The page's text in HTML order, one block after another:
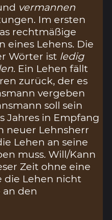
vermannen
Im ersten
rechtmäßige
eines Lehens. Die
Wörter ist ledig
. Ein Lehen fällt
zurück, der es
vergeben
soll sein
Jahres in Empfang
neuer Lehnsherr
Lehen an seine
muss. Will/Kann
Zeit ohne eine
die Lehen nicht
an den